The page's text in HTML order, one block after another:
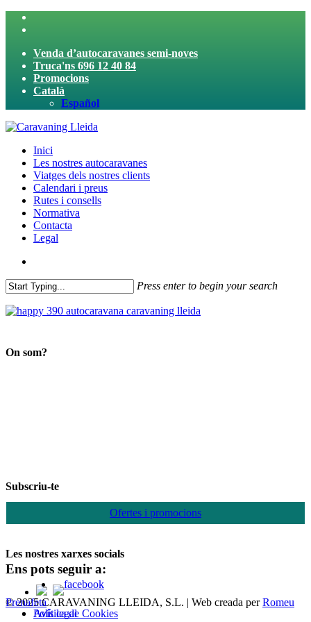
Skip
contentVenda d’autocaravanes semi-noves
Truca'ns 696 12 40 84
Promocions
Català
Español
search
Menu
Inici
Les nostres autocaravanes
Viatges dels nostres clients
Calendari i preus
Rutes i consells
Normativa
Contacta
Legal
Press enter to begin your search
Search
On som?
Subscriu-te
Ofertes i promocions
Les nostres xarxes socials
Ens pots seguir a:
© 2025 CARAVANING LLEIDA, S.L. | Web creada per
Romeu Prenafeta
Política de Cookies
Avís legal